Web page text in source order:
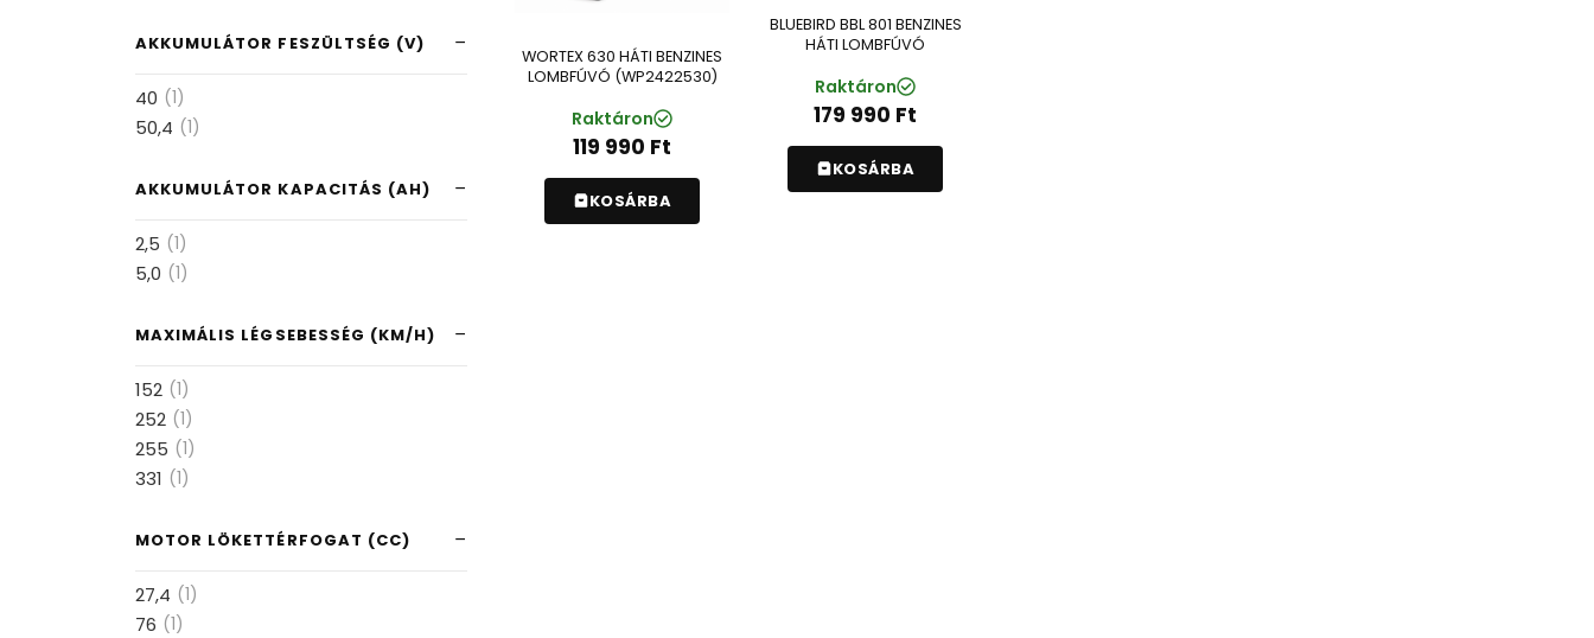
AKKUMULÁTOR FESZÜLTSÉG (V)
40 (1)
50,4 (1)
AKKUMULÁTOR KAPACITÁS (AH)
2,5 (1)
5,0 (1)
MAXIMÁLIS LÉGSEBESSÉG (KM/H)
152 (1)
252 (1)
255 (1)
331 (1)
MOTOR LÖKETTÉRFOGAT (CC)
27,4 (1)
76 (1)
WORTEX 630 HÁTI BENZINES
LOMBFÚVÓ (WP2422530)
Raktáron
119 990 Ft
KOSÁRBA
BLUEBIRD BBL 801 BENZINES
HÁTI LOMBFÚVÓ
Raktáron
179 990 Ft
KOSÁRBA